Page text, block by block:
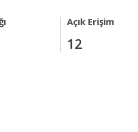
Açık Erişim
12